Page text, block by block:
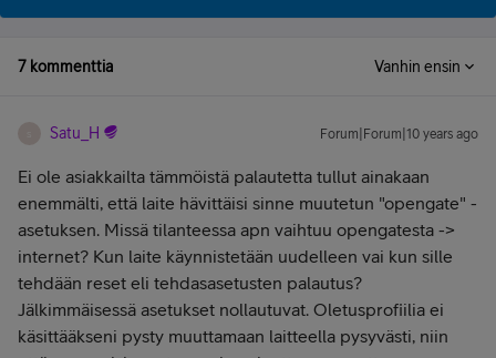
7 kommenttia Vanhin ensin
Satu_H Forum|Forum|10 years ago
Ei ole asiakkailta tämmöistä palautetta tullut ainakaan
enemmälti, että laite hävittäisi sinne muutetun "opengate" -
asetuksen. Missä tilanteessa apn vaihtuu opengatesta ->
internet? Kun laite käynnistetään uudelleen vai kun sille
tehdään reset eli tehdasasetusten palautus?
Jälkimmäisessä asetukset nollautuvat. Oletusprofiilia ei
käsittääkseni pysty muuttamaan laitteella pysyvästi, niin